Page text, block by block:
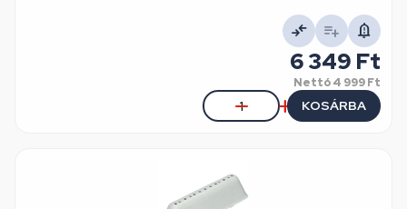
6 349 Ft
Nettó4 999 Ft
KOSÁRBA